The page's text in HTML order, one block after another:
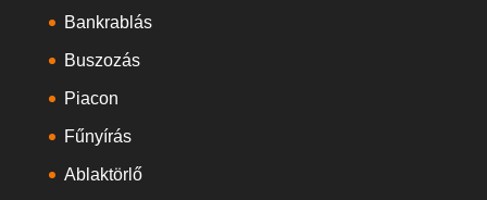
Bankrablás
Buszozás
Piacon
Fűnyírás
Ablaktörlő